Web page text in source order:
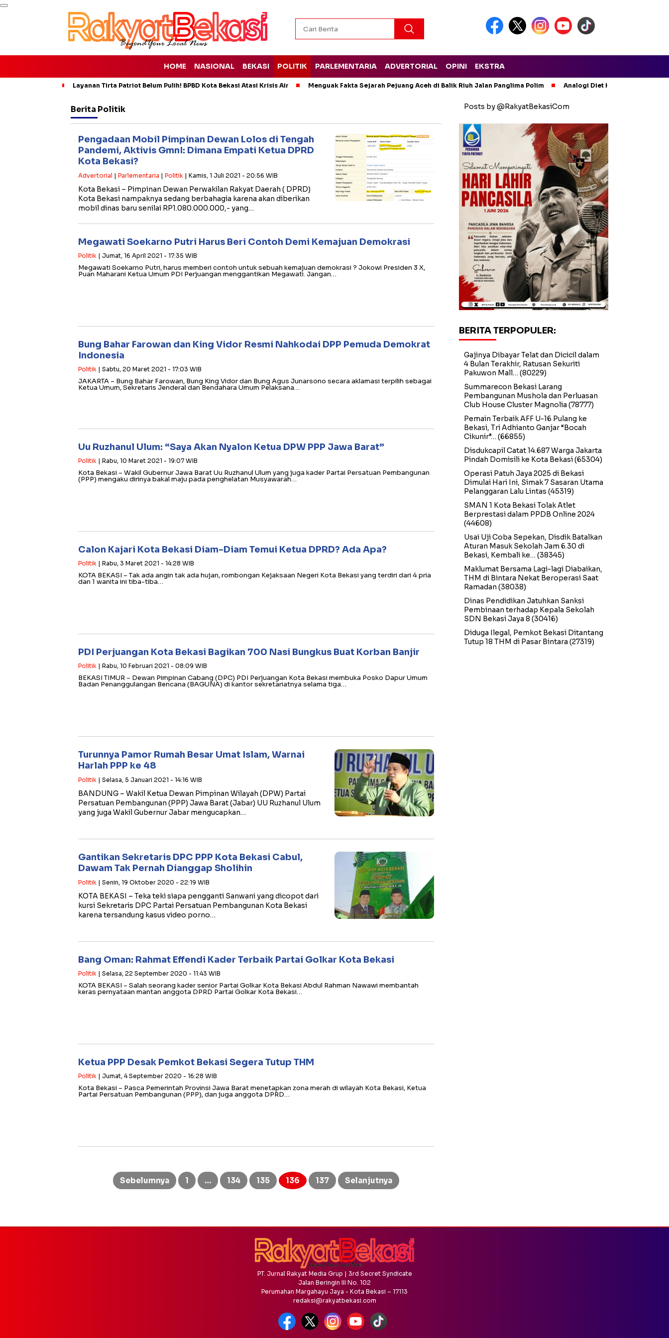
HOME NASIONAL BEKASI POLITIK PARLEMENTARIA ADVERTORIAL OPINI EKSTRA
Layanan Tirta Patriot Belum Pulih! BPBD Kota Bekasi Atasi Krisis Air Menguak Fakta Sejarah Pejuang Aceh di Balik Riuh Jalan Panglima Polim Analogi Diet Korupsi: Alarm
Berita Politik
Pengadaan Mobil Pimpinan Dewan Lolos di Tengah
Pandemi, Aktivis GmnI: Dimana Empati Ketua DPRD
Kota Bekasi?
Advertorial | Parlementaria | Politik | Kamis, 1 Juli 2021 - 20:56 WIB
Kota Bekasi – Pimpinan Dewan Perwakilan Rakyat Daerah ( DPRD)
Kota Bekasi nampaknya sedang berbahagia karena akan diberikan
mobil dinas baru senilai RP1.080.000.000,- yang…
Megawati Soekarno Putri Harus Beri Contoh Demi Kemajuan Demokrasi
Politik | Jumat, 16 April 2021 - 17:35 WIB
Megawati Soekarno Putri, harus memberi contoh untuk sebuah kemajuan demokrasi ? Jokowi Presiden 3 X,
Puan Maharani Ketua Umum PDI Perjuangan menggantikan Megawati. Jangan…
Bung Bahar Farowan dan King Vidor Resmi Nahkodai DPP Pemuda Demokrat
Indonesia
Politik | Sabtu, 20 Maret 2021 - 17:03 WIB
JAKARTA – Bung Bahar Farowan, Bung King Vidor dan Bung Agus Junarsono secara aklamasi terpilih sebagai
Ketua Umum, Sekretaris Jenderal dan Bendahara Umum Pelaksana…
Uu Ruzhanul Ulum: “Saya Akan Nyalon Ketua DPW PPP Jawa Barat”
Politik | Rabu, 10 Maret 2021 - 19:07 WIB
Kota Bekasi – Wakil Gubernur Jawa Barat Uu Ruzhanul Ulum yang juga kader Partai Persatuan Pembangunan
(PPP) mengaku dirinya bakal maju pada penghelatan Musyawarah…
Calon Kajari Kota Bekasi Diam-Diam Temui Ketua DPRD? Ada Apa?
Politik | Rabu, 3 Maret 2021 - 14:28 WIB
KOTA BEKASI – Tak ada angin tak ada hujan, rombongan Kejaksaan Negeri Kota Bekasi yang terdiri dari 4 pria
dan 1 wanita ini tiba-tiba…
PDI Perjuangan Kota Bekasi Bagikan 700 Nasi Bungkus Buat Korban Banjir
Politik | Rabu, 10 Februari 2021 - 08:09 WIB
BEKASI TIMUR – Dewan Pimpinan Cabang (DPC) PDI Perjuangan Kota Bekasi membuka Posko Dapur Umum
Badan Penanggulangan Bencana (BAGUNA) di kantor sekretariatnya selama tiga…
Turunnya Pamor Rumah Besar Umat Islam, Warnai
Harlah PPP ke 48
Politik | Selasa, 5 Januari 2021 - 14:16 WIB
BANDUNG – Wakil Ketua Dewan Pimpinan Wilayah (DPW) Partai
Persatuan Pembangunan (PPP) Jawa Barat (Jabar) UU Ruzhanul Ulum
yang juga Wakil Gubernur Jabar mengucapkan…
Gantikan Sekretaris DPC PPP Kota Bekasi Cabul,
Dawam Tak Pernah Dianggap Sholihin
Politik | Senin, 19 Oktober 2020 - 22:19 WIB
KOTA BEKASI – Teka teki siapa pengganti Sanwani yang dicopot dari
kursi Sekretaris DPC Partai Persatuan Pembangunan Kota Bekasi
karena tersandung kasus video porno…
Bang Oman: Rahmat Effendi Kader Terbaik Partai Golkar Kota Bekasi
Politik | Selasa, 22 September 2020 - 11:43 WIB
KOTA BEKASI – Salah seorang kader senior Partai Golkar Kota Bekasi Abdul Rahman Nawawi membantah
keras pernyataan mantan anggota DPRD Partai Golkar Kota Bekasi…
Ketua PPP Desak Pemkot Bekasi Segera Tutup THM
Politik | Jumat, 4 September 2020 - 16:28 WIB
Kota Bekasi – Pasca Pemerintah Provinsi Jawa Barat menetapkan zona merah di wilayah Kota Bekasi, Ketua
Partai Persatuan Pembangunan (PPP), dan juga anggota DPRD…
Paginasi
Sebelumnya 1 … 134 135 136 137 Selanjutnya
Posts by @RakyatBekasiCom
BERITA TERPOPULER:
Gajinya Dibayar Telat dan Dicicil dalam
4 Bulan Terakhir, Ratusan Sekuriti
Pakuwon Mall… (80229)
Summarecon Bekasi Larang
Pembangunan Mushola dan Perluasan
Club House Cluster Magnolia (78777)
Pemain Terbaik AFF U-16 Pulang ke
Bekasi, Tri Adhianto Ganjar “Bocah
Cikunir”… (66855)
Disdukcapil Catat 14.687 Warga Jakarta
Pindah Domisili ke Kota Bekasi(65304)
Operasi Patuh Jaya 2025 di Bekasi
Dimulai Hari Ini, Simak 7 Sasaran Utama
Pelanggaran Lalu Lintas (45319)
SMAN 1 Kota Bekasi Tolak Atlet
Berprestasi dalam PPDB Online 2024
(44608)
Usai Uji Coba Sepekan, Disdik Batalkan
Aturan Masuk Sekolah Jam 6.30 di
Bekasi, Kembali ke… (38345)
Maklumat Bersama Lagi-lagi Diabaikan,
THM di Bintara Nekat Beroperasi Saat
Ramadan (38038)
Dinas Pendidikan Jatuhkan Sanksi
Pembinaan terhadap Kepala Sekolah
SDN Bekasi Jaya 8 (30416)
Diduga Ilegal, Pemkot Bekasi Ditantang
Tutup 18 THM di Pasar Bintara (27319)
PT. Jurnal Rakyat Media Grup | 3rd Secret Syndicate
Jalan Beringin III No. 102
Perumahan Margahayu Jaya - Kota Bekasi – 17113
redaksi@rakyatbekasi.com